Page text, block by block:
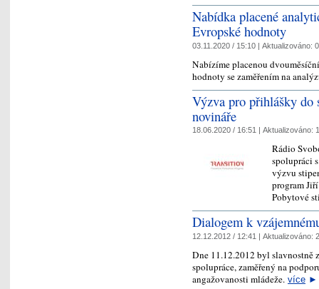
Nabídka placené
Evropské hodnoty
03.11.2020 / 15:10 | Aktualizováno:
Nabízíme placenou
hodnoty se zaměřením na
Výzva pro přihlášky do
novináře
18.06.2020 / 16:51 | Aktualizováno:
Rádio
spolupráci
výzvu
program
Pobytové
Dialogem k
12.12.2012 / 12:41 | Aktualizováno:
Dne 11.12.2012 byl slavnostně
spolupráce, zaměřený na
angažovanosti mládeže. více ►